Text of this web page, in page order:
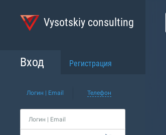
Vysotskiy consulting
Вход Регистрация
Логин | Email Телефон
Логин | Email